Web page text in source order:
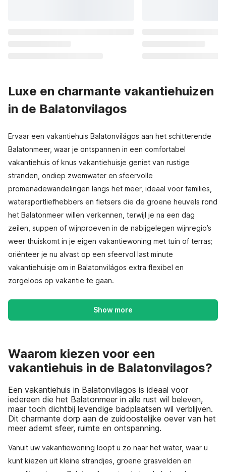
Luxe en charmante vakantiehuizen
in de Balatonvilagos
Ervaar een vakantiehuis Balatonvilágos aan het schitterende
Balatonmeer, waar je ontspannen in een comfortabel
vakantiehuis of knus vakantiehuisje geniet van rustige
stranden, ondiep zwemwater en sfeervolle
promenadewandelingen langs het meer, ideaal voor families,
watersportliefhebbers en fietsers die de groene heuvels rond
het Balatonmeer willen verkennen, terwijl je na een dag
zeilen, suppen of wijnproeven in de nabijgelegen wijnregio’s
weer thuiskomt in je eigen vakantiewoning met tuin of terras;
oriënteer je nu alvast op een sfeervol last minute
vakantiehuisje om in Balatonvilágos extra flexibel en
zorgeloos op vakantie te gaan.
Show more
Waarom kiezen voor een
vakantiehuis in de Balatonvilagos?
Een vakantiehuis in Balatonvilagos is ideaal voor
iedereen die het Balatonmeer in alle rust wil beleven,
maar toch dichtbij levendige badplaatsen wil verblijven.
Dit charmante dorp aan de zuidoostelijke oever van het
meer ademt sfeer, ruimte en ontspanning.
Vanuit uw vakantiewoning loopt u zo naar het water, waar u
kunt kiezen uit kleine strandjes, groene grasvelden en